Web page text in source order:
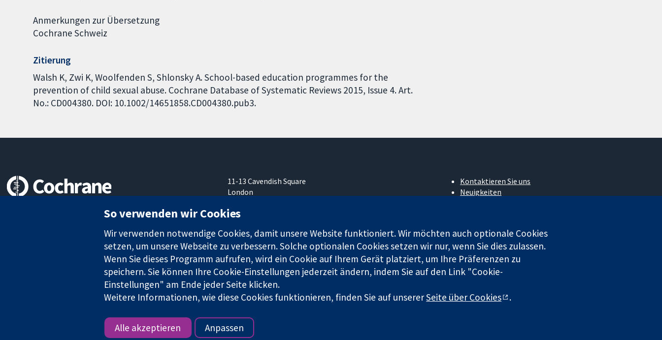
Anmerkungen zur Übersetzung
Cochrane Schweiz
Zitierung
Walsh K, Zwi K, Woolfenden S, Shlonsky A. School-based education programmes for the
prevention of child sexual abuse. Cochrane Database of Systematic Reviews 2015, Issue 4. Art.
No.: CD004380. DOI: 10.1002/14651858.CD004380.pub3.
11-13 Cavendish Square
London
Vereinigtes Königreich
Kontaktieren Sie uns
Neuigkeiten
Cochrane Library
Die Cochrane Collaboration ist eine gemeinützige Organisation (Nr. 1045921) und in England und in Wales als eine Gesellschaft mit beschränkter Haftung (Nr. 03044323) registriert. Umsatzsteuer-
Identifikationsnummer GB 718 2127 49.
Bedingungen für die Webseite Haftungsausschluss|Datenschutz
So verwenden wir Cookies
Wir verwenden notwendige Cookies, damit unsere Website funktioniert. Wir möchten auch optionale Cookies
setzen, um unsere Webseite zu verbessern. Solche optionalen Cookies setzen wir nur, wenn Sie dies zulassen.
Wenn Sie dieses Programm aufrufen, wird ein Cookie auf Ihrem Gerät platziert, um Ihre Präferenzen zu
speichern. Sie können Ihre Cookie-Einstellungen jederzeit ändern, indem Sie auf den Link "Cookie-
Einstellungen" am Ende jeder Seite klicken.
Weitere Informationen, wie diese Cookies funktionieren, finden Sie auf unsererSeite über Cookies .
Alle akzeptieren Anpassen